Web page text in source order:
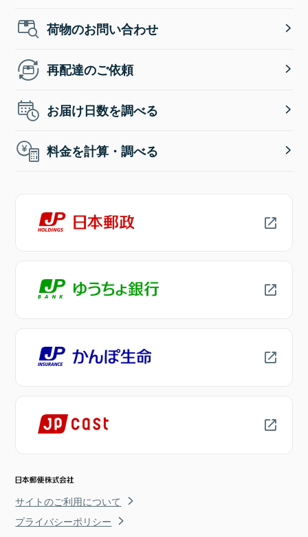
荷物のお問い合わせ
再配達のご依頼
お届け日数を調べる
料金を計算・調べる
サイトのご利用について
プライバシーポリシー